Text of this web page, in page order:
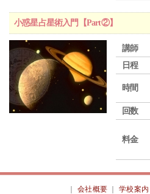
小惑星占星術入門【Part②】
講師
日程
時間
回数
料金
会社概要 ｜学校案内